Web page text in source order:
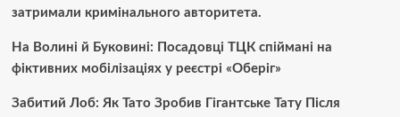
затримали кримінального авторитета.
На Волині й Буковині: Посадовці ТЦК спіймані на
фіктивних мобілізаціях у реєстрі «Оберіг»
Забитий Лоб: Як Тато Зробив Гігантське Тату Після